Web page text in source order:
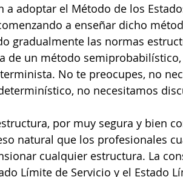
adoptar el Método de los
a enseñar dicho
gradualmente las normas
de un método
No te preocupes, no
no necesitamos
por muy segura y bien
natural que los profesionales
cualquier estructura. La
Límite de Servicio y el Estado